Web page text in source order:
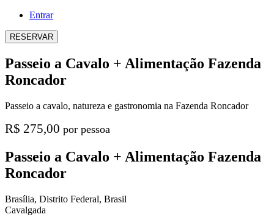
Entrar
RESERVAR
Passeio a Cavalo + Alimentação Fazenda
Roncador
Passeio a cavalo, natureza e gastronomia na Fazenda Roncador
R$ 275,00 por pessoa
Passeio a Cavalo + Alimentação Fazenda
Roncador
Brasília, Distrito Federal, Brasil
Cavalgada